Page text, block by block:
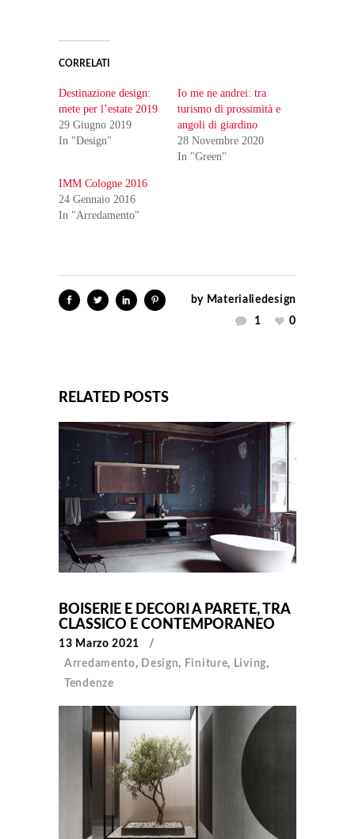
CORRELATI
Destinazione design:
mete per l’estate 2019
29 Giugno 2019
In "Design"
Io me ne andrei: tra
turismo di prossimità e
angoli di giardino
28 Novembre 2020
In "Green"
IMM Cologne 2016
24 Gennaio 2016
In "Arredamento"
by Materialiedesign
1
0
RELATED POSTS
BOISERIE E DECORI A PARETE, TRA
CLASSICO E CONTEMPORANEO
13 Marzo 2021
Arredamento, Design, Finiture, Living,
Tendenze